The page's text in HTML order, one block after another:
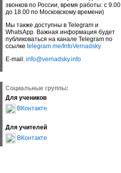
звонков по России, время работы: с 9.00
до 18.00 по Московскому времени)
Мы также доступны в Telegram и
WhatsApp. Важная информация будет
публиковаться на канале Telegram по
ссылке telegram.me/InfoVernadsky
E-mail: info@vernadsky.info
Социальные группы:
Для учеников
ВКонтакте
Для учителей
ВКонтакте